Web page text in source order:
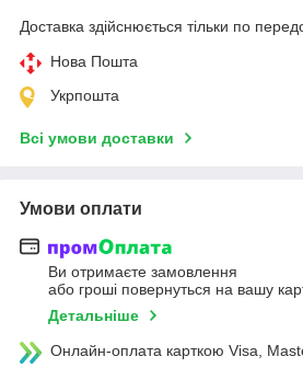
Доставка здійснюється тільки по
Нова Пошта
Укрпошта
Всі умови доставки
Умови оплати
Ви отримаєте замовлення
або гроші повернуться на вашу
Детальніше
Онлайн-оплата карткою Visa,